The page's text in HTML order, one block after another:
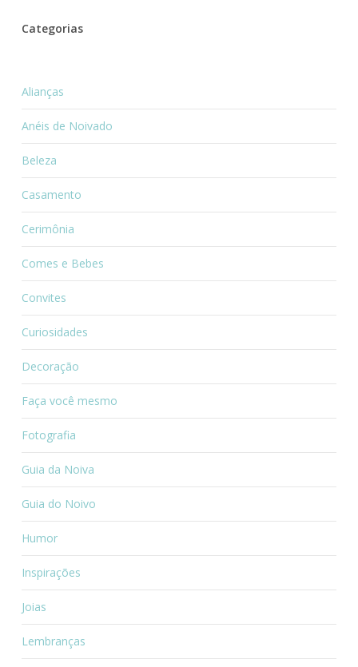
Categorias
Alianças
Anéis de Noivado
Beleza
Casamento
Cerimônia
Comes e Bebes
Convites
Curiosidades
Decoração
Faça você mesmo
Fotografia
Guia da Noiva
Guia do Noivo
Humor
Inspirações
Joias
Lembranças